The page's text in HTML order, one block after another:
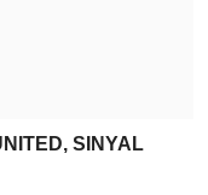
SINYAL